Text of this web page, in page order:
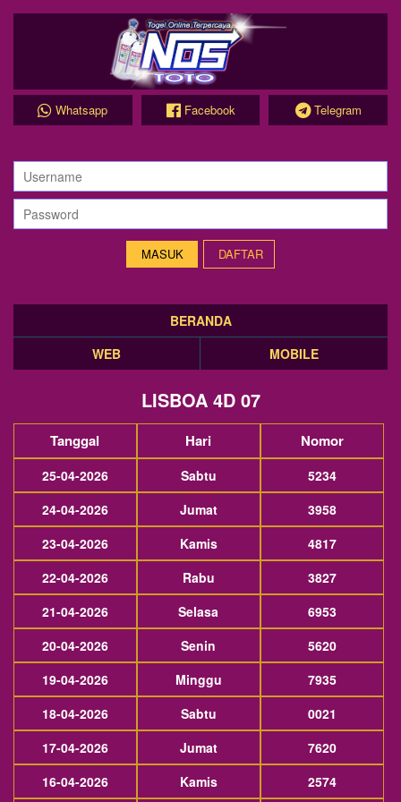
Whatsapp Facebook Telegram
DAFTAR
BERANDA
WEB
MOBILE
LISBOA 4D 07
Tanggal Hari Nomor
25-04-2026 Sabtu
5234
24-04-2026
Jumat
3958
23-04-2026
Kamis
4817
22-04-2026
Rabu
3827
21-04-2026
Selasa
6953
20-04-2026
Senin
5620
19-04-2026
Minggu
7935
18-04-2026
Sabtu
0021
17-04-2026
Jumat
7620
16-04-2026
Kamis 2574